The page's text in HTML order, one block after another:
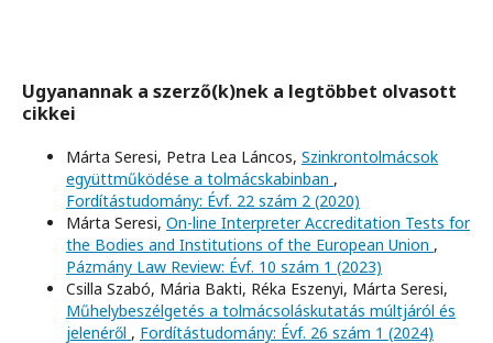
Ugyanannak a szerző(k)nek a legtöbbet olvasott
cikkei
Márta Seresi, Petra Lea Láncos, Szinkrontolmácsok
együttműködése a tolmácskabinban ,
Fordítástudomány: Évf. 22 szám 2 (2020)
Márta Seresi, On-line Interpreter Accreditation Tests for
the Bodies and Institutions of the European Union ,
Pázmány Law Review: Évf. 10 szám 1 (2023)
Csilla Szabó, Mária Bakti, Réka Eszenyi, Márta Seresi,
Műhelybeszélgetés a tolmácsoláskutatás múltjáról és
jelenéről , Fordítástudomány: Évf. 26 szám 1 (2024)